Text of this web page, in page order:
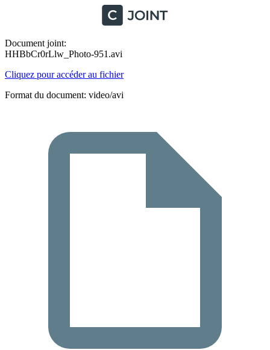
Document joint:
HHBbCr0rLlw_Photo-951.avi
Cliquez pour accéder au fichier
Format du document: video/avi